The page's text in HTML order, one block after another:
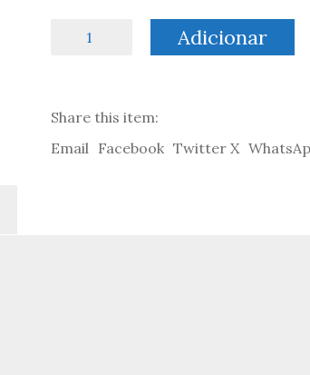
#1
Adicionar
Share this item:
Email Facebook Twitter X